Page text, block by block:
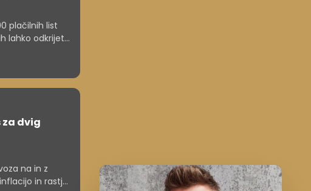
plačilnih list
lahko odkrijete
za dvig
na in z
in rastjo